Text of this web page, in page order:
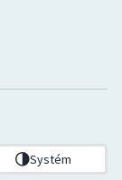
Systém